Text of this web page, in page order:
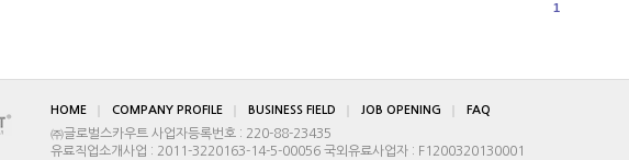
1
HOME COMPANY PROFILE BUSINESS FIELD JOB OPENING FAQ
㈜글로벌스카우트 사업자등록번호 : 220-88-23435
유료직업소개사업 : 2011-3220163-14-5-00056 국외유료사업자 : F1200320130001